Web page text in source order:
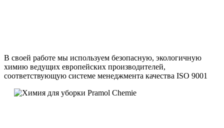
В своей работе мы используем безопасную, экологичную
химию ведущих европейских производителей,
соответствующую системе менеджмента качества ISO 9001